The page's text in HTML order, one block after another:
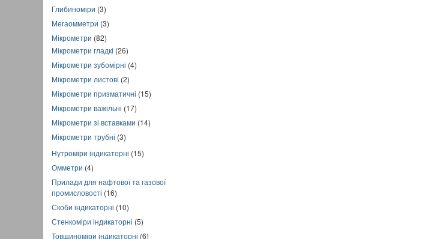
Глибиноміри (3)
Мегаомметри (3)
Мікрометри (82)
Мікрометри гладкі (26)
Мікрометри зубомірні (4)
Мікрометри листові (2)
Мікрометри призматичні (15)
Мікрометри важільні (17)
Мікрометри зі вставками (14)
Мікрометри трубні (3)
Нутроміри індикаторні (15)
Омметри (4)
Прилади для нафтової та газової
промисловості (16)
Скоби індикаторні (10)
Стенкоміри індикаторні (5)
Товщиноміри індикаторні (6)